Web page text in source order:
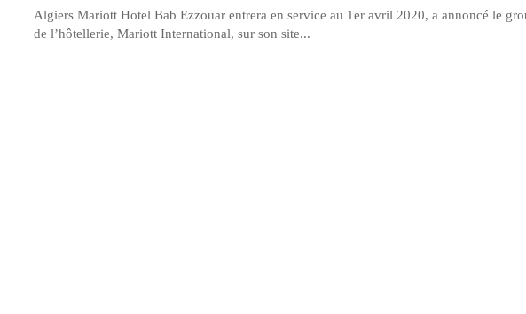
Algiers Mariott Hotel Bab Ezzouar entrera en service au 1er avril 2020, a annoncé le
de l’hôtellerie, Mariott International, sur son site...